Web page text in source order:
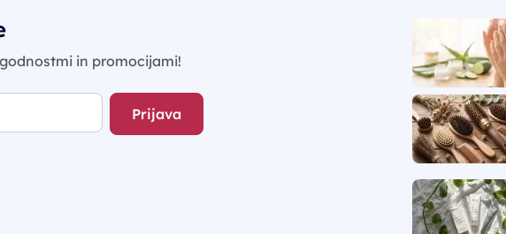
in promocijami!
Prijava